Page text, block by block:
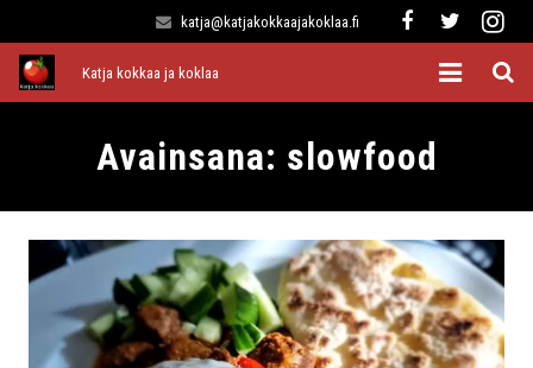
katja@katjakokkaajakoklaa.fi
Katja kokkaa ja koklaa
Pääruoat
Lisukkeet
Jälkiruoat
Avainsana: slowfood